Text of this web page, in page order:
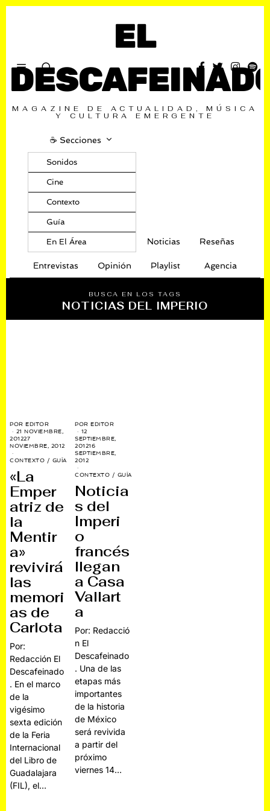
EL
MAGAZINE DE ACTUALIDAD, MÚSICA
Y CULTURA EMERGENTE
☕️ Secciones
Sonidos
Cine
Contexto
Guía
En El Área Noticias Reseñas
Entrevistas Opinión Playlist Agencia
BUSCA EN LOS TAGS
NOTICIAS DEL IMPERIO
POREDITOR
21 NOVIEMBRE,
201227
NOVIEMBRE, 2012
CONTEXTO / GUÍA
«La
Emper
atriz de
la
Mentir
a»
revivirá
las
memori
as de
Carlota
Por:
Redacción El
Descafeinado
. En el marco
de la
vigésimo
sexta edición
de la Feria
Internacional
del Libro de
Guadalajara
(FIL), el…
POREDITOR
12
SEPTIEMBRE,
201216
SEPTIEMBRE,
2012
CONTEXTO / GUÍA
Noticia
s del
Imperi
o
francés
llegan
a Casa
Vallart
a
Por: Redacció
n El
Descafeinado
. Una de las
etapas más
importantes
de la historia
de México
será revivida
a partir del
próximo
viernes 14…